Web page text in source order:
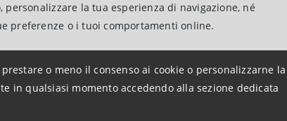
la tua esperienza di navigazione, né
preferenze o i tuoi comportamenti online.
o meno il consenso ai cookie o personalizzarne la
in qualsiasi momento accedendo alla sezione dedicata